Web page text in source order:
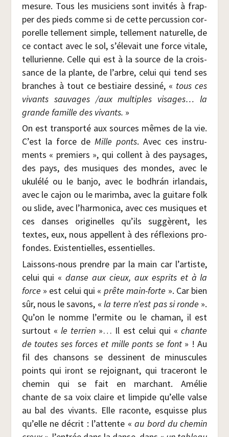
mesure. Tous les musi­ciens sont invi­tés à frap­
per des pieds comme si de cette per­cus­sion cor­
po­relle tel­le­ment simple, tel­le­ment natu­relle, de
ce contact avec le sol, s’élevait une force vitale,
tel­lu­rienne. Celle qui est à la source de la crois­
sance de la plante, de l’arbre, celui qui tend ses
branches à tout ce bes­tiaire des­si­né, « tous ces
vivants sau­vages /​aux mul­tiples visages… la
grande famille des vivants. »
On est trans­por­té aux sources mêmes de la vie.
C’est la force de Mille ponts. Avec ces ins­tru­
ments « pre­miers », qui collent à des pay­sages,
des pays, des musiques des mondes, avec le
uku­lé­lé ou le ban­jo, avec le bodhrán irlan­dais,
avec le cajon ou le marim­ba, avec la gui­tare folk
ou slide, avec l’harmonica, avec ces musiques et
ces danses ori­gi­nelles qu’ils sug­gèrent, les
textes, eux, nous appellent à des réflexions pro­
fondes. Exis­ten­tielles, essentielles.
Lais­sons-nous prendre par la main car l’artiste,
celui qui «danse aux cieux, aux esprits et à la
force » est celui qui « prête main-forte ». Car bien
sûr, nous le savons, « la terre n’est pas si ronde ».
Qu’on le nomme l’ermite ou le cha­man, il est
sur­tout « le ter­rien »… Il est celui qui «chante
de toutes ses forces et mille ponts se font » ! Au
fil des chan­sons se des­sinent de minus­cules
points qui iront se rejoi­gnant, qui tra­ce­ront le
che­min qui se fait en mar­chant. Amé­lie
chante de sa voix claire et lim­pide qu’elle valse
au bal des vivants. Elle raconte, esquisse plus
qu’elle ne décrit : l’attente «au bord du che­min